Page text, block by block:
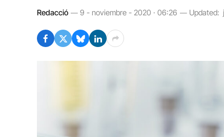
Redacció 9 - noviembre - 2020 · 06:26 Updated: